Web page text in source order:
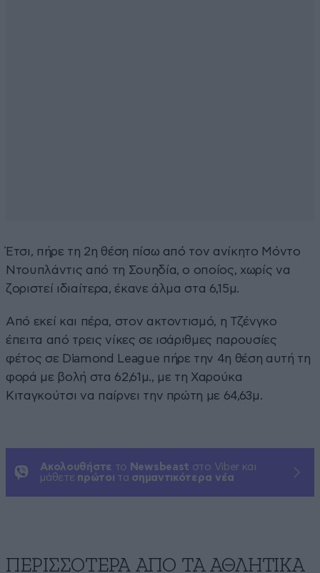
Έτσι, πήρε τη 2η θέση πίσω από τον ανίκητο Μόντο
Ντουπλάντις από τη Σουηδία, ο οποίος, χωρίς να
ζοριστεί ιδιαίτερα, έκανε άλμα στα 6,15μ.
Από εκεί και πέρα, στον ακτοντισμό, η Τζένγκο
έπειτα από τρεις νίκες σε ισάριθμες παρουσίες
φέτος σε Diamond League πήρε την 4η θέση αυτή τη
φορά με βολή στα 62,61μ., με τη Χαρούκα
Κιταγκούτσι να παίρνει την πρώτη με 64,63μ.
Ακολουθήστε το Newsbeast στο Viber και
μάθετε πρώτοι τα σημαντικότερα νέα
ΠΕΡΙΣΣΟΤΕΡΑ ΑΠΟ ΤA ΑΘΛΗΤΙΚΑ